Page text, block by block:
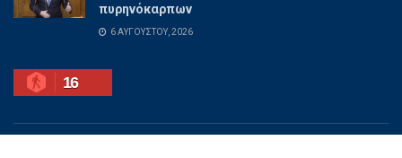
πυρηνόκαρπων
6 ΑΥΓΟΎΣΤΟΥ, 2026
16